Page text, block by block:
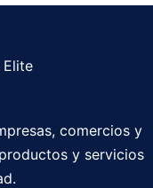
comercios y
y servicios